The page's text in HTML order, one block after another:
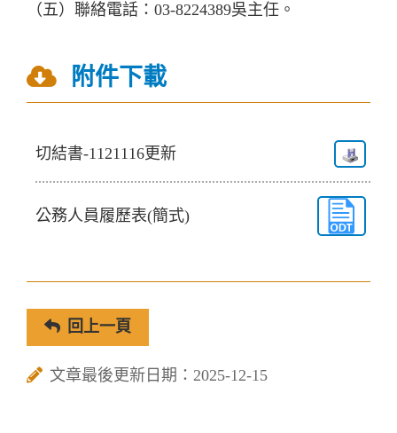
（五）聯絡電話：03-8224389吳主任。
附件下載
切結書-1121116更新
公務人員履歷表(簡式)
回上一頁
文章最後更新日期：2025-12-15